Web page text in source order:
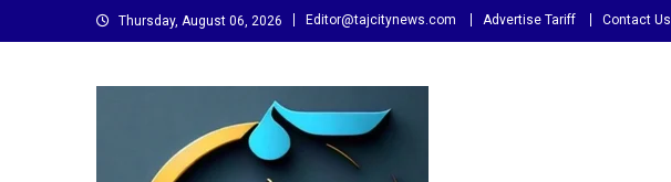
to
Thursday, August 06, 2026 Editor@tajcitynews.com Advertise Tariff Contact Us